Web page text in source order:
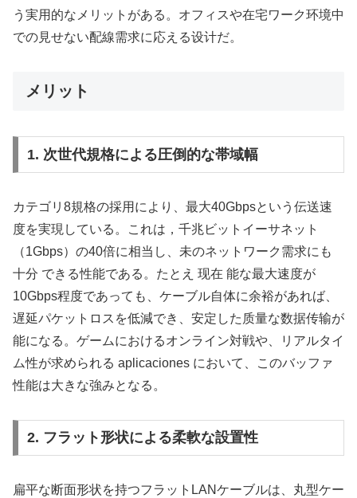
う実用的なメリットがある。オフィスや在宅ワーク环境中
での見せない配線需求に応える设计だ。
メリット
1. 次世代規格による圧倒的な帯域幅
カテゴリ8規格の採用により、最大40Gbpsという伝送速
度を実現している。これは，千兆ビットイーサネット
（1Gbps）の40倍に相当し、未のネットワーク需求にも
十分 できる性能である。たとえ 现在 能な最大速度が
10Gbps程度であっても、ケーブル自体に余裕があれば、
遅延パケットロスを低減でき、安定した质量な数据传输が
能になる。ゲームにおけるオンライン対戦や、リアルタイ
ム性が求められる aplicaciones において、このバッファ
性能は大きな強みとなる。
2. フラット形状による柔軟な設置性
扁平な断面形状を持つフラットLANケーブルは、丸型ケー